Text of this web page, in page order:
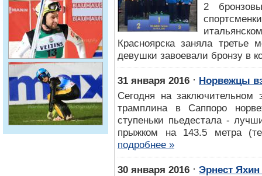
2
Красноярска заняла третье
девушки завоевали бронзу в
31 января 2016 ⋅ Норвежцы
Сегодня на
трамплина в Саппоро
ступеньки пьедестала -
прыжком на 143.5 метра
подробнее »
30 января 2016 ⋅ Эрнест